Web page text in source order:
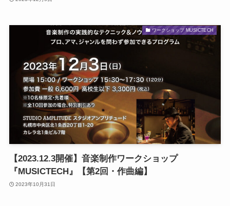
ワークショップ MUSICTECH
【2023.12.3開催】音楽制作ワークショップ
『MUSICTECH』【第2回・作曲編】
2023年10月31日